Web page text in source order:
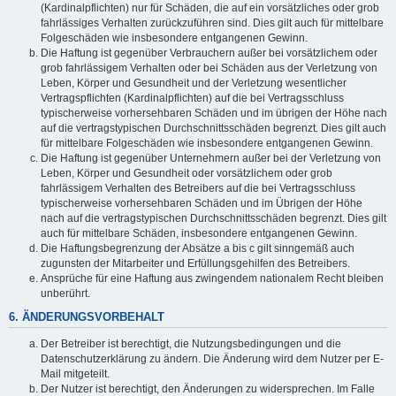
(Kardinalpflichten) nur für Schäden, die auf ein vorsätzliches oder grob
fahrlässiges Verhalten zurückzuführen sind. Dies gilt auch für mittelbare
Folgeschäden wie insbesondere entgangenen Gewinn.
Die Haftung ist gegenüber Verbrauchern außer bei vorsätzlichem oder
grob fahrlässigem Verhalten oder bei Schäden aus der Verletzung von
Leben, Körper und Gesundheit und der Verletzung wesentlicher
Vertragspflichten (Kardinalpflichten) auf die bei Vertragsschluss
typischerweise vorhersehbaren Schäden und im übrigen der Höhe nach
auf die vertragstypischen Durchschnittsschäden begrenzt. Dies gilt auch
für mittelbare Folgeschäden wie insbesondere entgangenen Gewinn.
Die Haftung ist gegenüber Unternehmern außer bei der Verletzung von
Leben, Körper und Gesundheit oder vorsätzlichem oder grob
fahrlässigem Verhalten des Betreibers auf die bei Vertragsschluss
typischerweise vorhersehbaren Schäden und im Übrigen der Höhe
nach auf die vertragstypischen Durchschnittsschäden begrenzt. Dies gilt
auch für mittelbare Schäden, insbesondere entgangenen Gewinn.
Die Haftungsbegrenzung der Absätze a bis c gilt sinngemäß auch
zugunsten der Mitarbeiter und Erfüllungsgehilfen des Betreibers.
Ansprüche für eine Haftung aus zwingendem nationalem Recht bleiben
unberührt.
6. ÄNDERUNGSVORBEHALT
Der Betreiber ist berechtigt, die Nutzungsbedingungen und die
Datenschutzerklärung zu ändern. Die Änderung wird dem Nutzer per E-
Mail mitgeteilt.
Der Nutzer ist berechtigt, den Änderungen zu widersprechen. Im Falle